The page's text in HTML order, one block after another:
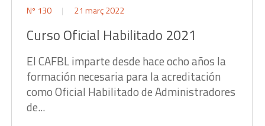
Nº 130
21 març 2022
Curso Oficial Habilitado 2021
El CAFBL imparte desde hace ocho años la
formación necesaria para la acreditación
como Oficial Habilitado de Administradores
de...